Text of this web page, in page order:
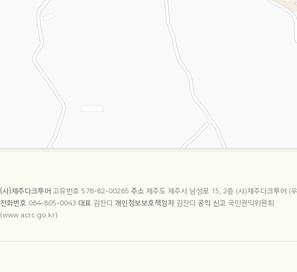
사이트 정보
(사)제주다크투어 고유번호 578-82-00265 주소 제주도 제주시 남성로 15, 2층 (사)제주다크투어 (
전화번호 064-805-0043 대표 김잔디 개인정보보호책임자 김잔디 공익 신고 국민권익위원회
(www.acrc.go.kr)